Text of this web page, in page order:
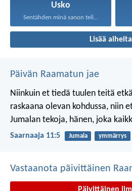
Usko
Sentähden minä sanon teille...
Lisää
Päivän Raamatun jae
Niinkuin et tiedä tuulen teitä
raskaana olevan kohdussa, niin
Jumalan tekoja, hänen, joka
Saarnaaja 11:5 Jumala ymmärrys
Vastaanota päivittäinen